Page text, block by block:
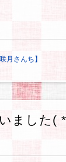
月さんち】
ました(